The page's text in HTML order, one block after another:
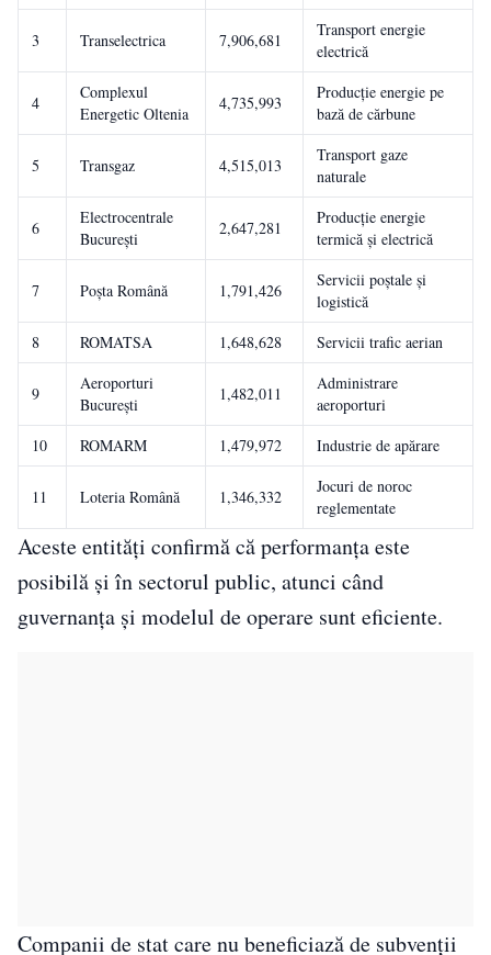
3 Transelectrica 7,906,681
Transport energie
electrică
4
Complexul
Energetic Oltenia
4,735,993
Producție energie pe
bază de cărbune
5 Transgaz 4,515,013
Transport gaze
naturale
6
Electrocentrale
București
2,647,281
Producție energie
termică și electrică
7 Poșta Română 1,791,426
Servicii poștale și
logistică
8
ROMATSA 1,648,628 Servicii trafic aerian
9
Aeroporturi
București
1,482,011
Administrare
aeroporturi
10
ROMARM 1,479,972 Industrie de apărare
11 Loteria Română 1,346,332
Jocuri de noroc
reglementate
Aceste entități confirmă că performanța este
posibilă și în sectorul public, atunci când
guvernanța și modelul de operare sunt eficiente.
Companii de stat care nu beneficiază de subvenții